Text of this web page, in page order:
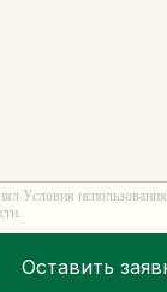
Условия использования
.